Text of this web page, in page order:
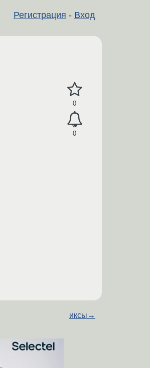
Регистрация - Вход
0
0
иксы →